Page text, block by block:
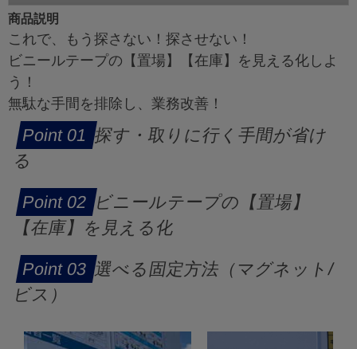
商品説明
これで、もう探さない！探させない！
ビニールテープの【置場】【在庫】を見える化しよ
う！
無駄な手間を排除し、業務改善！
探す・取りに行く手間が省け
る
ビニールテープの【置場】
【在庫】を見える化
選べる固定方法（マグネット/
ビス）